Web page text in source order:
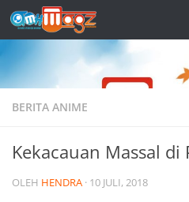
Skip to content
BERITA ANIME
Kekacauan Massal di
OLEH HENDRA · 10 JULI, 2018